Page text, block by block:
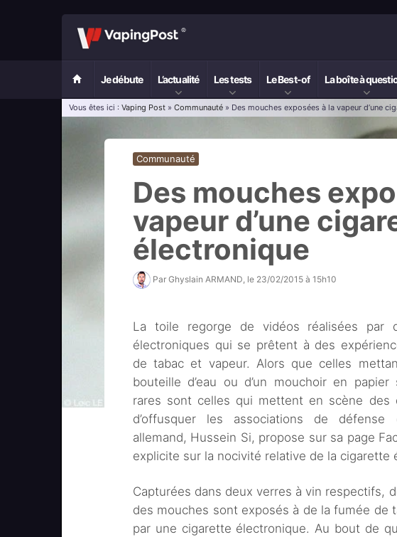
Je débute L’actualité Les tests Le Best-of La boîte à
Vous êtes ici : Vaping Post » Communauté » Des mouches exposées à la vapeur d’une
Communauté
Des mouches
vapeur d’une
électronique
Par Ghyslain ARMAND , le 23/02/2015 à 15h10
La toile regorge de vidéos réalisées par
électroniques qui se prêtent à des
de tabac et vapeur. Alors que celles
bouteille d’eau ou d’un mouchoir en
rares sont celles qui mettent en scène des
d’offusquer les associations de
allemand, Hussein Si, propose sur sa page
explicite sur la nocivité relative de la cigarette
Capturées dans deux verres à vin respectifs,
des mouches sont exposés à de la fumée de
par une cigarette électronique. Au bout de